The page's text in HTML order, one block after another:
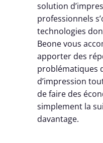
solution
professionnels
technologies
Beone vous
apporter des
problématiques
d’impression
de faire des
simplement la
davantage.